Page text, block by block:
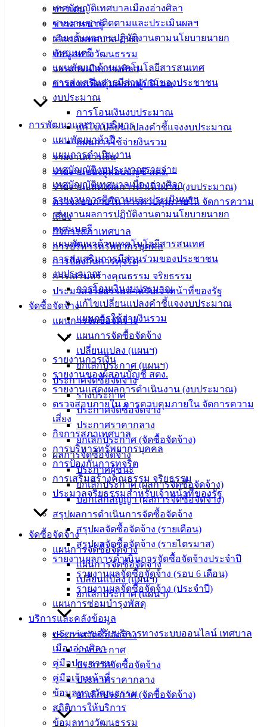
เทศบัญญัติเทศบาลเมืองอ่างศิลา
รายงานการติดตามและประเมินผลฯ
รายงานผลการปฏิบัติงานตามนโยบายนายก
เทศมนตรี
แผนพัฒนาด้านเทคโนโลยีสารสนเทศ
การส่งเสริมการมีส่วนร่วมของประชาชน
งบประมาณ
การโอนเงินงบประมาณ
แก้ไขเปลี่ยนแปลงคำชี้แจงงบประมาณ
แผนการใช้จ่ายงินรวม
รายงานการเงิน
รายงานของผู้สอบบัญชี สตง.
รายงานแสดงผลการดำเนินงาน (งบประมาณ)
ตรวจสอบภายใน การควบคุมภายใน จัดการความ
เสี่ยง
กิจการสภาเทศบาล
การบริหารทรัพยากรบุคคล
การป้องกันการทุจริต
การเสริมสร้างคุณธรรม จริยธรรม
ประมวลจริยธรรมสำหรับเจ้าหน้าที่ของรัฐ
จัดซื้อจัดจ้าง
แผนการจัดซื้อจัดจ้าง
แผนการจัดซื้อจัดจ้าง
เปลี่ยนแปลง (แผนฯ)
ยกเลิกประกาศ (แผนฯ)
ประกาศจัดซื้อจัดจ้าง
ร่างประกาศ
ประกาศจัดซื้อจัดจ้าง
ประกาศราคากลาง
ยกเลิกประกาศ (จัดซื้อจัดจ้าง)
ผลการจัดซื้อจัดจ้าง
ประกาศผู้ชนะ
ยกเลิกประกาศ (ผลการจัดซื้อจัดจ้าง)
บอกเลิกสัญญา (ผลการจัดซื้อจัดจ้าง)
สรุปผลการดำเนินการจัดซื้อจัดจ้าง
สรุปผลจัดซื้อจัดจ้าง (รายเดือน)
สรุปผลจัดซื้อจัดจ้าง (รายไตรมาส)
รายงานผลการดำเนินการจัดซื้อจัดจ้างประจำปี
รายงานผลจัดซื้อจัดจ้าง (รอบ 6 เดือน)
รายงานผลจัดซื้อจัดจ้าง (ประจำปี)
แผนการซ่อมบำรุงพัสดุ
บริการและคลังข้อมูล
e-Service ขอรับบริการทางระบบออนไลน์ เทศบาล
เมืองอ่างศิลา
คู่มือประชาชน
คู่มือเจ้าหน้าที่
ข้อมูลทางวัฒนธรรม
สถิติการให้บริการ
ข้อมูลทางวัฒนธรรม
ข่าวเด่น
ข่าวสารน่ารู้
เลือกตั้งเทศบาล 2568
ข้อมูลทางวัฒนธรรม
วารสารเมืองอ่างศิลา
ข่าวสารเพื่อคุ้มครองผู้บริโภค
การพัฒนาและการบริหาร
แผนพัฒนาห้าปี
แผนการดำเนินงาน
เทศบัญญัติงบประมาณรายจ่าย
เทศบัญญัติเทศบาลเมืองอ่างศิลา
รายงานการติดตามและประเมินผลฯ
รายงานผลการปฏิบัติงานตามนโยบายนายก
เทศมนตรี
แผนพัฒนาด้านเทคโนโลยีสารสนเทศ
การส่งเสริมการมีส่วนร่วมของประชาชน
งบประมาณ
การโอนเงินงบประมาณ
แก้ไขเปลี่ยนแปลงคำชี้แจงงบประมาณ
แผนการใช้จ่ายงินรวม
รายงานการเงิน
รายงานของผู้สอบบัญชี สตง.
รายงานแสดงผลการดำเนินงาน (งบประมาณ)
ตรวจสอบภายใน การควบคุมภายใน จัดการความ
เสี่ยง
กิจการสภาเทศบาล
การบริหารทรัพยากรบุคคล
การป้องกันการทุจริต
การเสริมสร้างคุณธรรม จริยธรรม
ประมวลจริยธรรมสำหรับเจ้าหน้าที่ของรัฐ
จัดซื้อจัดจ้าง
แผนการจัดซื้อจัดจ้าง
แผนการจัดซื้อจัดจ้าง
เปลี่ยนแปลง (แผนฯ)
ยกเลิกประกาศ (แผนฯ)
ประกาศจัดซื้อจัดจ้าง
ร่างประกาศ
ประกาศจัดซื้อจัดจ้าง
ประกาศราคากลาง
ยกเลิกประกาศ (จัดซื้อจัดจ้าง)
ข่าวสาร
ข่าวสาร
อิเล็กทรอนิกส์
องค์
ความรู้
(Knowledge
Management)
เทศบาล
สายตรง
นายก
ประวัติ
เทศบาล
ผู้บริหาร
และ
หัวหน้า
ราชการ
สภา
เทศบาล
สงวนลิขสิทธิ์ © 2563 เทศบาลเมืองอ่างศิลา จังหวัดชลบุรี |
angsilacity.go.th | Powered byBuuscript